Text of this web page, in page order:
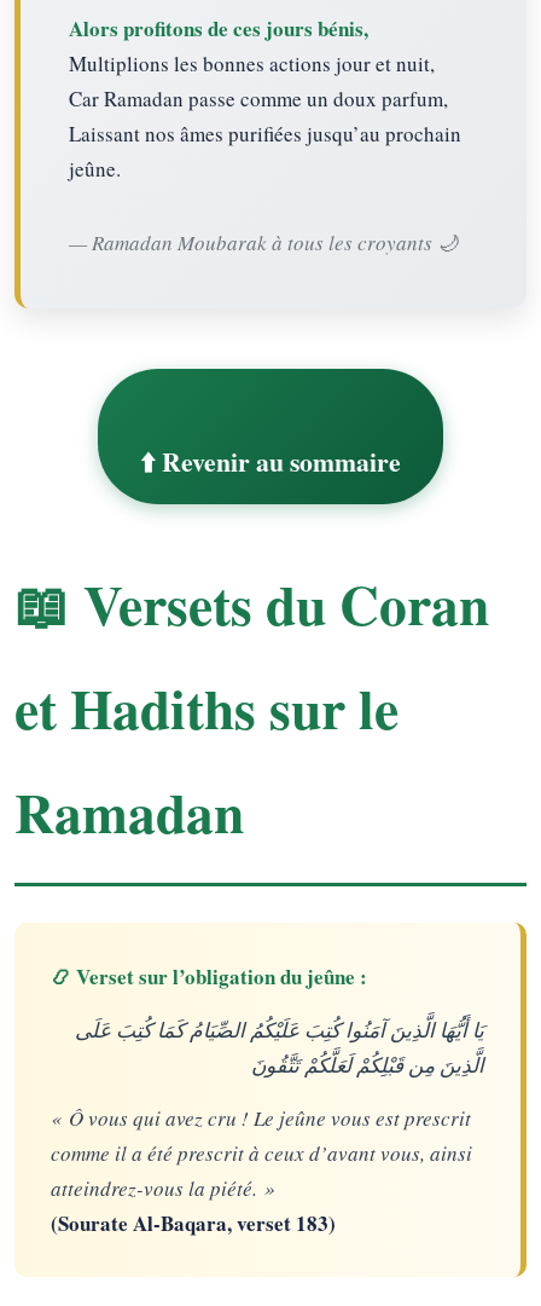
Alors profitons de ces jours bénis,
Multiplions les bonnes actions jour et nuit,
Car Ramadan passe comme un doux parfum,
Laissant nos âmes purifiées jusqu’au prochain
jeûne.
— Ramadan Moubarak à tous les croyants 🌙
⬆️ Revenir au sommaire
📖 Versets du Coran
et Hadiths sur le
Ramadan
📿 Verset sur l’obligation du jeûne :
يَا أَيُّهَا الَّذِينَ آمَنُوا كُتِبَ عَلَيْكُمُ الصِّيَامُ كَمَا كُتِبَ عَلَى
الَّذِينَ مِن قَبْلِكُمْ لَعَلَّكُمْ تَتَّقُونَ
« Ô vous qui avez cru ! Le jeûne vous est prescrit
comme il a été prescrit à ceux d’avant vous, ainsi
atteindrez-vous la piété. »
(Sourate Al-Baqara, verset 183)